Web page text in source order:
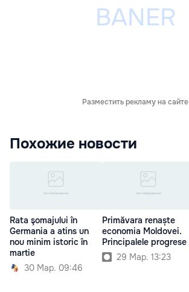
Разместить рекламу на сайте
Похожие новости
Rata şomajului în
Germania a atins un
nou minim istoric în
martie
30 Мар. 09:46
Primăvara renaște
economia Moldovei.
Principalele progrese
29 Мар. 13:23